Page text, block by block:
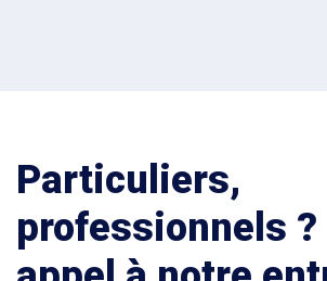
Particuliers,
professionnels ?